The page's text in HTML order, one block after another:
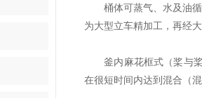
桶体可蒸气、水及油循
为大型立车精加工，再经
釜内麻花框式（桨与桨
在很短时间内达到混合（